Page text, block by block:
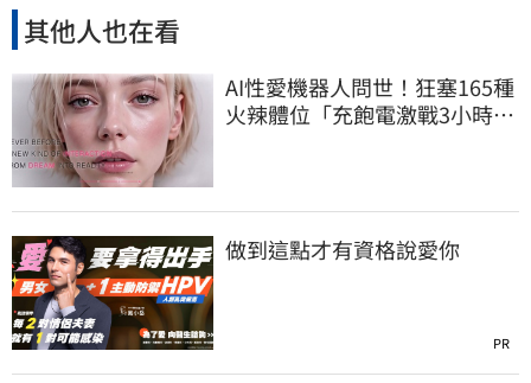
其他人也在看
AI性愛機器人問世！狂塞165種
火辣體位「充飽電激戰3小時」
做到這點才有資格說愛你
PR